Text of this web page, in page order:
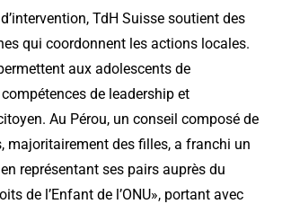
TdH Suisse soutient des
qui coordonnent les actions locales.
aux adolescents de
compétences de leadership et
Au Pérou, un conseil composé de
majoritairement des filles, a franchi un
représentant ses pairs auprès du
de l’Enfant de l’ONU», portant avec